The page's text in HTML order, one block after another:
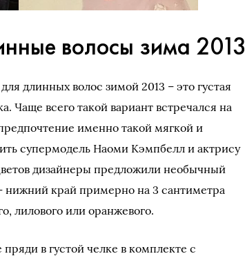
волосы зима 2013
длинных волос зимой 2013 – это густая
Чаще всего такой вариант встречался на
именно такой мягкой и
супермодель Наоми Кэмпбелл и актрису
дизайнеры предложили необычный
нижний край примерно на 3 сантиметра
лилового или оранжевого.
в густой челке в комплекте с